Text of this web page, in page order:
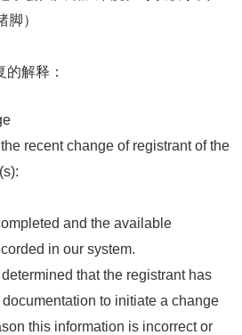
）
解释：
recent change of registrant of the
and the available
in our system.
that the registrant has
to initiate a change
this information is incorrect or